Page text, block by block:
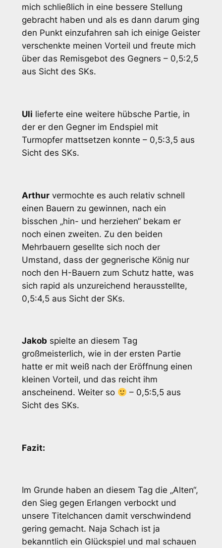
mich schließlich in eine bessere Stellung
gebracht haben und als es dann darum ging
den Punkt einzufahren sah ich einige Geister
verschenkte meinen Vorteil und freute mich
über das Remisgebot des Gegners – 0,5:2,5
aus Sicht des SKs.
Uli lieferte eine weitere hübsche Partie, in
der er den Gegner im Endspiel mit
Turmopfer mattsetzen konnte – 0,5:3,5 aus
Sicht des SKs.
Arthurvermochte es auch relativ schnell
einen Bauern zu gewinnen, nach ein
bisschen „hin- und herziehen“ bekam er
noch einen zweiten. Zu den beiden
Mehrbauern gesellte sich noch der
Umstand, dass der gegnerische König nur
noch den H-Bauern zum Schutz hatte, was
sich rapid als unzureichend herausstellte,
0,5:4,5 aus Sicht der SKs.
Jakob spielte an diesem Tag
großmeisterlich, wie in der ersten Partie
hatte er mit weiß nach der Eröffnung einen
kleinen Vorteil, und das reicht ihm
anscheinend. Weiter so
– 0,5:5,5 aus
Sicht des SKs.
Fazit:
Im Grunde haben an diesem Tag die „Alten“,
den Sieg gegen Erlangen verbockt und
unsere Titelchancen damit verschwindend
gering gemacht. Naja Schach ist ja
bekanntlich ein Glückspiel und mal schauen